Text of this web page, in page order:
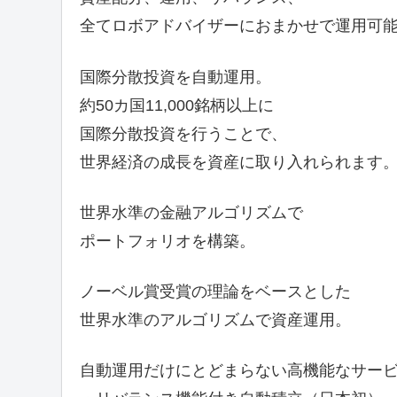
全てロボアドバイザーにおまかせで運用可能
国際分散投資を自動運用。
約50カ国11,000銘柄以上に
国際分散投資を行うことで、
世界経済の成長を資産に取り入れられます。
世界水準の金融アルゴリズムで
ポートフォリオを構築。
ノーベル賞受賞の理論をベースとした
世界水準のアルゴリズムで資産運用。
自動運用だけにとどまらない高機能なサービ